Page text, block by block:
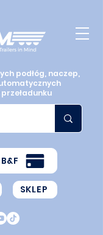
podłóg, naczep,
SKLEP